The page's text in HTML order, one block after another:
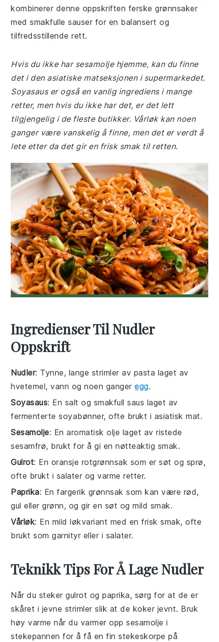
kombinerer denne oppskriften ferske grønnsaker
med smakfulle sauser for en balansert og
tilfredsstillende rett.
Hvis du ikke har sesamolje hjemme, kan du finne
det i den asiatiske matseksjonen i supermarkedet.
Soyasaus er også en vanlig ingrediens i mange
retter, men hvis du ikke har det, er det lett
tilgjengelig i de fleste butikker. Vårløk kan noen
ganger være vanskelig å finne, men det er verdt å
lete etter da det gir en frisk smak til retten.
Ingredienser Til Nudler
Oppskrift
Nudler: Tynne, lange strimler av pasta laget av
hvetemel, vann og noen gangeregg.
Soyasaus: En salt og smakfull saus laget av
fermenterte soyabønner, ofte brukt i asiatisk mat.
Sesamolje: En aromatisk olje laget av ristede
sesamfrø, brukt for å gi en nøtteaktig smak.
Gulrot: En oransje rotgrønnsak som er søt og sprø,
ofte brukt i salater og varme retter.
Paprika: En fargerik grønnsak som kan være rød,
gul eller grønn, og gir en søt og mild smak.
Vårløk: En mild løkvariant med en frisk smak, ofte
brukt som garnityr eller i salater.
Teknikk Tips For Å Lage Nudler
Når du stekergulrot ogpaprika, sørg for at de er
skåret i jevne strimler slik at de koker jevnt. Bruk
høy varme når du varmer oppsesamolje i
stekepannen for å få en fin stekeskorpe på